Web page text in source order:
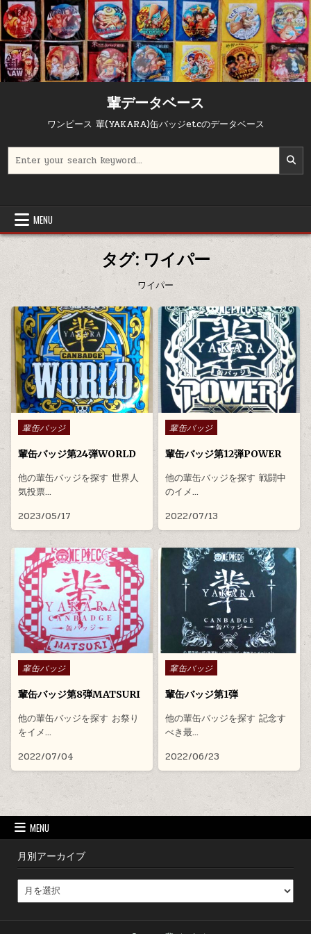
Skip to content
輩データベース
ワンピース 輩(YAKARA)缶バッジetcのデータベース
MENU
タグ: ワイパー
ワイパー
Posted in
輩缶バッジ
輩缶バッジ第24弾WORLD
他の輩缶バッジを探す 世界人
気投票…
2023/05/17
Posted in
輩缶バッジ
輩缶バッジ第12弾POWER
他の輩缶バッジを探す 戦闘中
のイメ…
2022/07/13
Posted in
輩缶バッジ
輩缶バッジ第8弾MATSURI
他の輩缶バッジを探す お祭り
をイメ…
2022/07/04
Posted in
輩缶バッジ
輩缶バッジ第1弾
他の輩缶バッジを探す 記念す
べき最…
2022/06/23
MENU
月別アーカイブ
月別アーカイブ